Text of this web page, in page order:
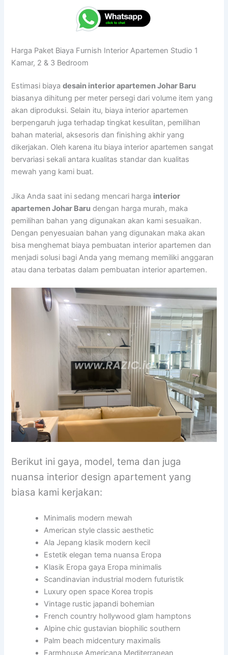
Harga Paket Biaya Furnish Interior Apartemen Studio 1
Kamar, 2 & 3 Bedroom
Estimasi biayadesain interior apartemen Johar Baru
biasanya dihitung per meter persegi dari volume item yang
akan diproduksi. Selain itu, biaya interior apartemen
berpengaruh juga terhadap tingkat kesulitan, pemilihan
bahan material, aksesoris dan finishing akhir yang
dikerjakan. Oleh karena itu biaya interior apartemen sangat
bervariasi sekali antara kualitas standar dan kualitas
mewah yang kami buat.
Jika Anda saat ini sedang mencari harga interior
apartemen Johar Baru dengan harga murah, maka
pemilihan bahan yang digunakan akan kami sesuaikan.
Dengan penyesuaian bahan yang digunakan maka akan
bisa menghemat biaya pembuatan interior apartemen dan
menjadi solusi bagi Anda yang memang memiliki anggaran
atau dana terbatas dalam pembuatan interior apartemen.
Berikut ini gaya, model, tema dan juga
nuansa interior design apartement yang
biasa kami kerjakan:
Minimalis modern mewah
American style classic aesthetic
Ala Jepang klasik modern kecil
Estetik elegan tema nuansa Eropa
Klasik Eropa gaya Eropa minimalis
Scandinavian industrial modern futuristik
Luxury open space Korea tropis
Vintage rustic japandi bohemian
French country hollywood glam hamptons
Alpine chic gustavian biophilic southern
Palm beach midcentury maximalis
Farmhouse Americana Mediterranean